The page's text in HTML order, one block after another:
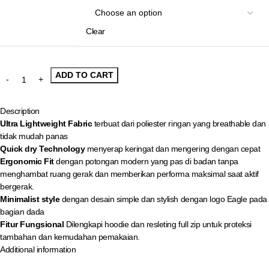
Clear
ADD TO CART
Description
Ultra Lightweight Fabricterbuat dari poliester ringan yang breathable dan
tidak mudah panas
Quick dry Technologymenyerap keringat dan mengering dengan cepat
Ergonomic Fitdengan potongan modern yang pas di badan tanpa
menghambat ruang gerak dan memberikan performa maksimal saat aktif
bergerak.
Minimalist styledengan desain simple dan stylish dengan logo Eagle pada
bagian dada
Fitur Fungsional Dilengkapi hoodie dan resleting full zip untuk proteksi
tambahan dan kemudahan pemakaian.
Additional information